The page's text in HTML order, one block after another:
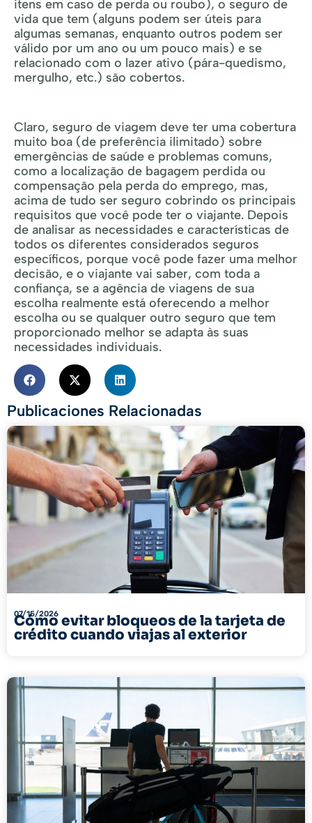
itens em caso de perda ou roubo), o seguro de
vida que tem (alguns podem ser úteis para
algumas semanas, enquanto outros podem ser
válido por um ano ou um pouco mais) e se
relacionado com o lazer ativo (pára-quedismo,
mergulho, etc.) são cobertos.
Claro, seguro de viagem deve ter uma cobertura
muito boa (de preferência ilimitado) sobre
emergências de saúde e problemas comuns,
como a localização de bagagem perdida ou
compensação pela perda do emprego, mas,
acima de tudo ser seguro cobrindo os principais
requisitos que você pode ter o viajante. Depois
de analisar as necessidades e características de
todos os diferentes considerados seguros
específicos, porque você pode fazer uma melhor
decisão, e o viajante vai saber, com toda a
confiança, se a agência de viagens de sua
escolha realmente está oferecendo a melhor
escolha ou se qualquer outro seguro que tem
proporcionado melhor se adapta às suas
necessidades individuais.
Publicaciones Relacionadas
07/15/2026
Cómo evitar bloqueos de la tarjeta de
crédito cuando viajas al exterior